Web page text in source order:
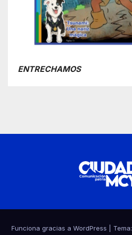
ENTRECHAMOS
Funciona gracias a WordPress Tema: